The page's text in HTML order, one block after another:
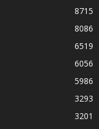
8715
8086
6519
6056
5986
3293
3201